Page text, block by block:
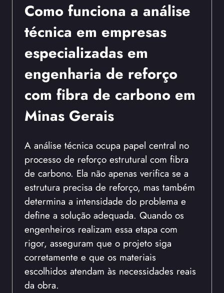
Como funciona a análise
técnica em empresas
especializadas em
engenharia de reforço
com fibra de carbono em
Minas Gerais
A análise técnica ocupa papel central no
processo de reforço estrutural com fibra
de carbono. Ela não apenas verifica se a
estrutura precisa de reforço, mas também
determina a intensidade do problema e
define a solução adequada. Quando os
engenheiros realizam essa etapa com
rigor, asseguram que o projeto siga
corretamente e que os materiais
escolhidos atendam às necessidades reais
da obra.